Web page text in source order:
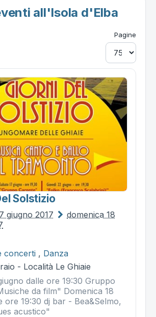
all'Isola d'Elba
Pagine
Solstizio
giugno 2017
domenica 18
concerti , Danza
- Località Le Ghiaie
dalle ore 19:30 Gruppo
da film" Domenica 18
ore 19:30 dj bar - Bea&Selmo,
acustico"